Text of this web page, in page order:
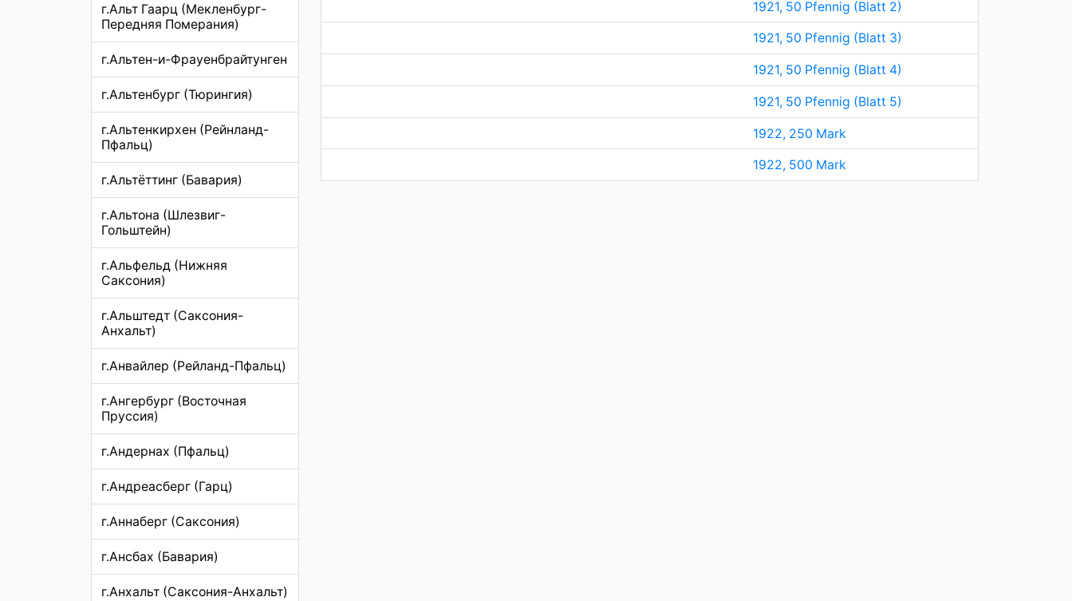
г.Альт Гаарц (Мекленбург-
Передняя Померания)
г.Альтен-и-Фрауенбрайтунген
г.Альтенбург (Тюрингия)
г.Альтенкирхен (Рейнланд-
Пфальц)
г.Альтёттинг (Бавария)
г.Альтона (Шлезвиг-
Гольштейн)
г.Альфельд (Нижняя
Саксония)
г.Альштедт (Саксония-
Анхальт)
г.Анвайлер (Рейланд-Пфальц)
г.Ангербург (Восточная
Пруссия)
г.Андернах (Пфальц)
г.Андреасберг (Гарц)
г.Аннаберг (Саксония)
г.Ансбах (Бавария)
г.Анхальт (Саксония-Анхальт)
1921, 50 Pfennig (Blatt 2)
1921, 50 Pfennig (Blatt 3)
1921, 50 Pfennig (Blatt 4)
1921, 50 Pfennig (Blatt 5)
1922, 250 Mark
1922, 500 Mark